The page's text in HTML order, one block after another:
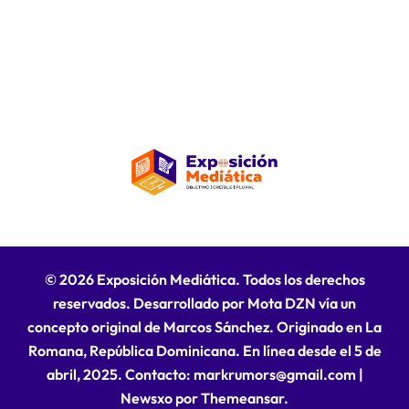
© 2026 Exposición Mediática. Todos los derechos
reservados. Desarrollado por Mota DZN vía un
concepto original de Marcos Sánchez. Originado en La
Romana, República Dominicana. En línea desde el 5 de
abril, 2025. Contacto: markrumors@gmail.com |
Newsxo porThemeansar.